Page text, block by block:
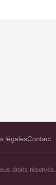
légalesContact
droits réservés.